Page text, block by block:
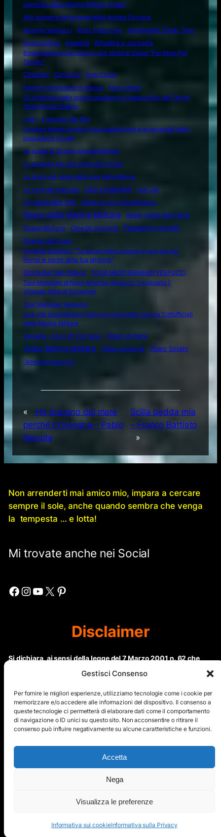
Gestisci Consenso
Per fornire le migliori esperienze, utilizziamo tecnologie come i cookie per
memorizzare e/o accedere alle informazioni del dispositivo. Il consenso a
queste tecnologie ci permetterà di elaborare dati come il comportamento
di navigazione o ID unici su questo sito. Non acconsentire o ritirare il
consenso può influire negativamente su alcune caratteristiche e funzioni.
Accetta
Nega
Visualizza le preferenze
Informativa sui cookieInformativa sulla Privacy
operativo della Marina Militare (Video)
Alla scoperta del sommergibile Andrea Provana
Amerigo Vespucci
Amm. Paolo Treu
Ammiraglio Paolo Treu
Analisi Difesa
Aneddoti Attualità e curiosità
Brigata Marina San Marco: una storia di Valore "Per Mare Per
Terram"
Citazioni
Concorsi
Ente Circoli
Essere commissario in Marina
Frasi celebri
Gli highlights della prima campagna in Indopacifico del Carrier
Strike Group italiano
I fari
Il mondo dei fari
Il motore diesel navale: la sua apparizione e le necessità della
propulsione navale
La scelta di Giorgia sommergibilista
La spiaggia più pericolosa del mondo
La storia nel nome delle navi della Marina
La voce del marinaio
Libri consigliati Link utili
Lo sapevate che Medicina di Combattimento
News dalla Marina Militare
news varie dal mare
Ocean4future
Oltre Gli Orizzonti
Paesaggi e luoghi
Poesie del mare
Progetto didattico: “Tu sei un intero oceano in una goccia.
Rompi le pareti della tua prigione”
Storia del San Marco
TOUR MEDITERRANEO VESPUCCI
Tour Mondiale di Nave Amerigo Vespucci: inaugurato il
Villaggio Italia di Singapore
Tour Mondiale Vespucci
Una vita straordinaria inizia con una scelta: Scuola Sottufficiali
della Marina Militare
Vangelis – Song Of The Seas
Video di mare
Video Marina Militare Video musicali
Video Soldini
“Amerigo Vespucci”
«
Ho bisogno del mare
perché m’insegna – Pablo
Neruda
Scilla bedda mia
– Franco Battiato
»
Non arrenderti mai amico mio, impara a cercare
sempre il sole, anche quando sembra che venga
la tempesta … e lotta!
Mi trovate anche nei Social
Facebook Instagram YouTube X Pinterest
Disclaimer
Si dichiara, ai sensi della legge del 7 Marzo 2001 n. 62 che
questo sito non rientra nella categoria di “Informazione
regolari. Le immagini dei collaboratori detentori del
Copyright © sono riproducibili solo dietro specifica
autorizzazione. Il contenuto del sito, comprensivo di testi e
immagini, eccetto dove espressamente specificato, è
protetto da Copyright © e non può essere riprodotto e
diffuso tramite nessun mezzo elettronico o cartaceo senza
esplicita autorizzazione scritta da parte dello staff di ”Il Mare
nel cuore”
Mappa del Sito